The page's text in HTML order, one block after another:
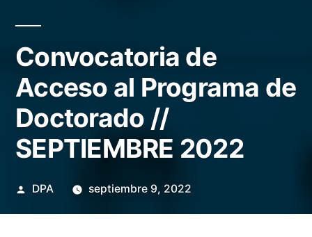
Convocatoria de
Acceso al Programa de
Doctorado //
SEPTIEMBRE 2022
Publicado
DPA septiembre 9, 2022